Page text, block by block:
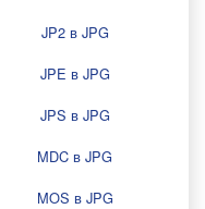
JP2 в JPG
JPE в JPG
JPS в JPG
MDC в JPG
MOS в JPG